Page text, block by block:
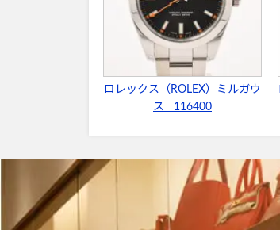
ロレックス（ROLEX）ミルガウ
ス 116400